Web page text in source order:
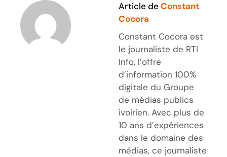
Article de Constant
Cocora
Constant Cocora est
le journaliste de RTI
Info, l’offre
d’information 100%
digitale du Groupe
de médias publics
ivoirien. Avec plus de
10 ans d’expériences
dans le domaine des
médias, ce journaliste